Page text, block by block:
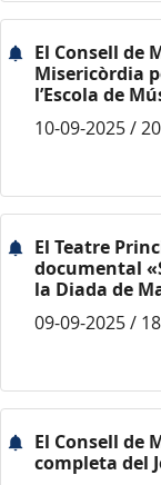
El Consell de
Misericòrdia
l’Escola de
10-09-2025 /
El Teatre
documental
la Diada de
09-09-2025 /
El Consell de
completa del